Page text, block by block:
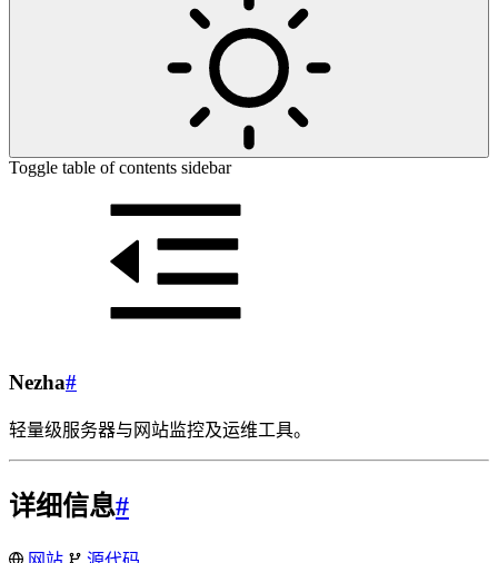
Toggle table of contents sidebar
Nezha#
轻量级服务器与网站监控及运维工具。
详细信息#